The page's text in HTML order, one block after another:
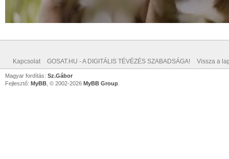
Kapcsolat GOSAT.HU - A DIGITÁLIS TÉVÉZÉS SZABADSÁGA! Vissza a
Magyar fordítás: Sz.Gábor
Fejlesztő: MyBB , © 2002-2026 MyBB Group